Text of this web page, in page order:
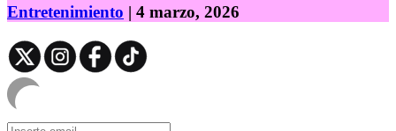
Entretenimiento | 4 marzo, 2026